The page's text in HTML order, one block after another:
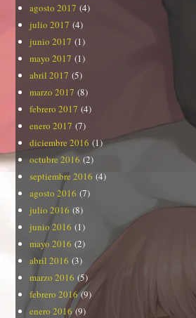
agosto 2017 (4)
julio 2017 (4)
junio 2017 (1)
mayo 2017 (1)
abril 2017 (5)
marzo 2017 (8)
febrero 2017 (4)
enero 2017 (7)
diciembre 2016 (1)
octubre 2016 (2)
septiembre 2016 (4)
agosto 2016 (7)
julio 2016 (8)
junio 2016 (1)
mayo 2016 (2)
abril 2016 (3)
marzo 2016 (5)
febrero 2016(9)
enero 2016(9)